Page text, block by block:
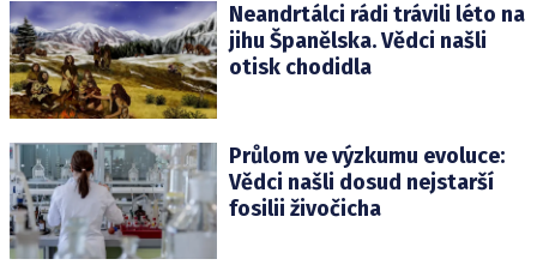
Neandrtálci rádi trávili léto na
jihu Španělska. Vědci našli
otisk chodidla
Průlom ve výzkumu evoluce:
Vědci našli dosud nejstarší
fosilii živočicha